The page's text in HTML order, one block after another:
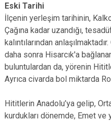
Domaniç
Dumlupınar
Emet
Eski Tarihi
İlçenin yerleşim tarihinin,
Çağına kadar uzandığı,
kalıntılarından
daha sonra Hisarcık'a
buluntulardan da, yörenin
Ayrıca civarda bol miktarda
Hititlerin Anadolu’ya gelip,
kurdukları dönemde, Emet